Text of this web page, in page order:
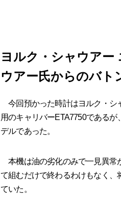
ヨルク・シャウアー
ウアー氏からのバト
今回預かった時計はヨルク・シ
用のキャリバーETA7750である
デルであった。
本機は油の劣化のみで一見異常
て組むだけで終わるわけもなく、
ていた。